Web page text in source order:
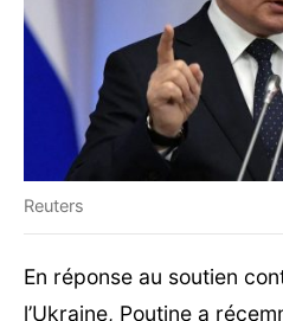
Reuters
En réponse au soutien
l’Ukraine, Poutine a